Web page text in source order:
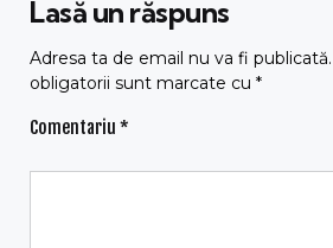
Lasă un răspuns
Adresa ta de email nu va fi publicată.
obligatorii sunt marcate cu *
Comentariu *